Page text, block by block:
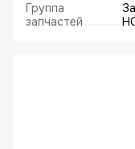
Группа
запчастей